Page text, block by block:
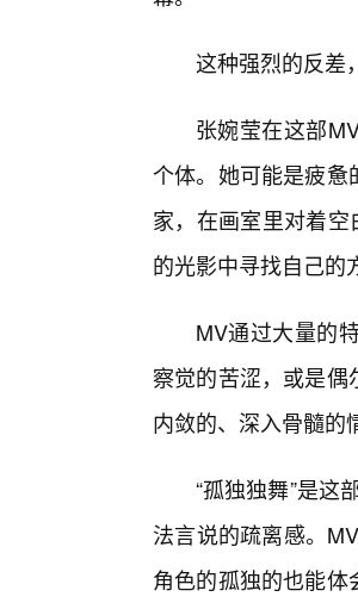
这种强烈的反差
张婉莹在这部
个体。她可能是疲惫
家，在画室里对着
的光影中寻找自己的
MV通过大量的
察觉的苦涩，或是
内敛的、深入骨髓的
“孤独独舞”是这
法言说的疏离感。
角色的孤独的也能